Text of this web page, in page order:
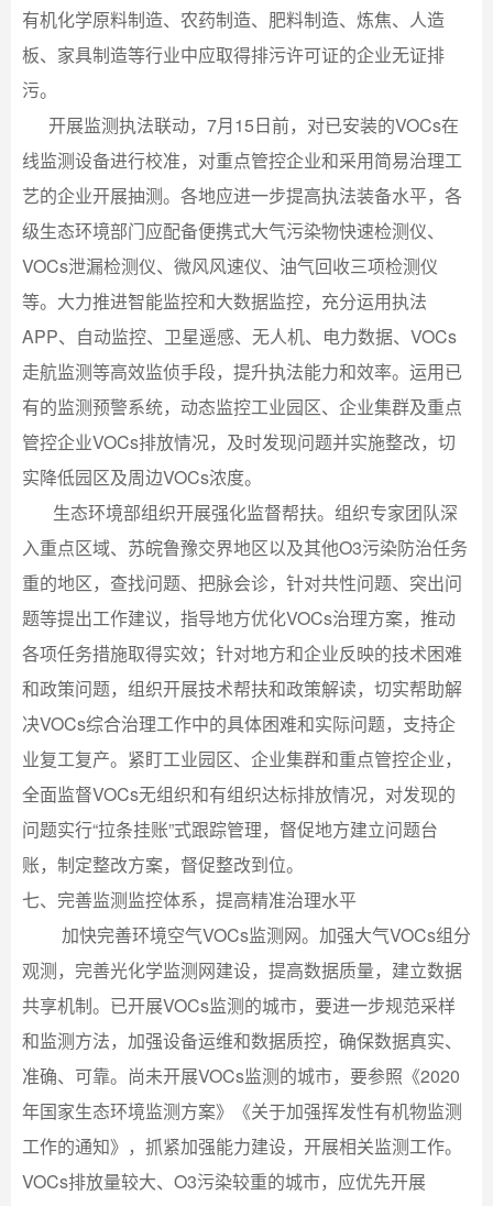
有机化学原料制造、农药制造、肥料制造、炼焦、人造
板、家具制造等行业中应取得排污许可证的企业无证排
污。
开展监测执法联动，7月15日前，对已安装的VOCs在
线监测设备进行校准，对重点管控企业和采用简易治理工
艺的企业开展抽测。各地应进一步提高执法装备水平，各
级生态环境部门应配备便携式大气污染物快速检测仪、
VOCs泄漏检测仪、微风风速仪、油气回收三项检测仪
等。大力推进智能监控和大数据监控，充分运用执法
APP、自动监控、卫星遥感、无人机、电力数据、VOCs
走航监测等高效监侦手段，提升执法能力和效率。运用已
有的监测预警系统，动态监控工业园区、企业集群及重点
管控企业VOCs排放情况，及时发现问题并实施整改，切
实降低园区及周边VOCs浓度。
生态环境部组织开展强化监督帮扶。组织专家团队深
入重点区域、苏皖鲁豫交界地区以及其他O3污染防治任务
重的地区，查找问题、把脉会诊，针对共性问题、突出问
题等提出工作建议，指导地方优化VOCs治理方案，推动
各项任务措施取得实效；针对地方和企业反映的技术困难
和政策问题，组织开展技术帮扶和政策解读，切实帮助解
决VOCs综合治理工作中的具体困难和实际问题，支持企
业复工复产。紧盯工业园区、企业集群和重点管控企业，
全面监督VOCs无组织和有组织达标排放情况，对发现的
问题实行“拉条挂账”式跟踪管理，督促地方建立问题台
账，制定整改方案，督促整改到位。
七、完善监测监控体系，提高精准治理水平
加快完善环境空气VOCs监测网。加强大气VOCs组分
观测，完善光化学监测网建设，提高数据质量，建立数据
共享机制。已开展VOCs监测的城市，要进一步规范采样
和监测方法，加强设备运维和数据质控，确保数据真实、
准确、可靠。尚未开展VOCs监测的城市，要参照《2020
年国家生态环境监测方案》《关于加强挥发性有机物监测
工作的通知》，抓紧加强能力建设，开展相关监测工作。
VOCs排放量较大、O3污染较重的城市，应优先开展